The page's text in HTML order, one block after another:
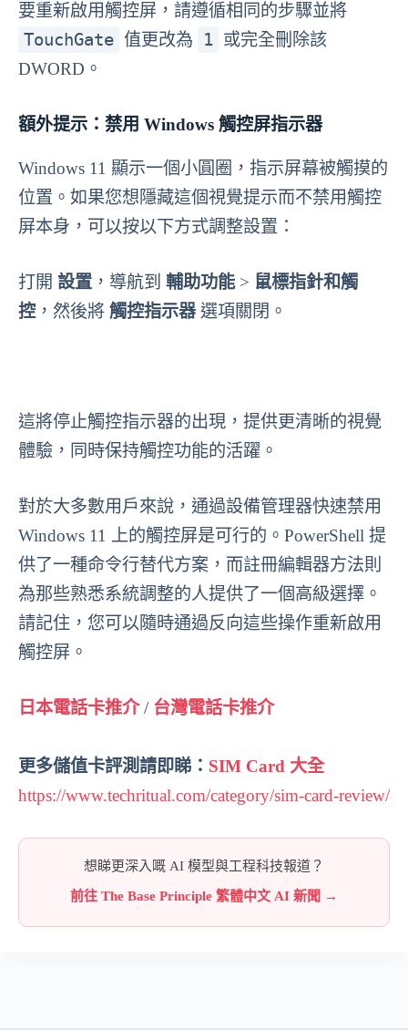
要重新啟用觸控屏，請遵循相同的步驟並將
TouchGate 值更改為 1 或完全刪除該
DWORD。
額外提示：禁用 Windows 觸控屏指示器
Windows 11 顯示一個小圓圈，指示屏幕被觸摸的
位置。如果您想隱藏這個視覺提示而不禁用觸控
屏本身，可以按以下方式調整設置：
打開 設置 ，導航到 輔助功能> 鼠標指針和觸
控 ，然後將 觸控指示器 選項關閉。
這將停止觸控指示器的出現，提供更清晰的視覺
體驗，同時保持觸控功能的活躍。
對於大多數用戶來說，通過設備管理器快速禁用
Windows 11 上的觸控屏是可行的。PowerShell 提
供了一種命令行替代方案，而註冊編輯器方法則
為那些熟悉系統調整的人提供了一個高級選擇。
請記住，您可以隨時通過反向這些操作重新啟用
觸控屏。
日本電話卡推介/ 台灣電話卡推介
更多儲值卡評測請即睇： SIM Card 大全
https://www.techritual.com/category/sim-card-review/
想睇更深入嘅 AI 模型與工程科技報道？
前往 The Base Principle 繁體中文 AI 新聞 →